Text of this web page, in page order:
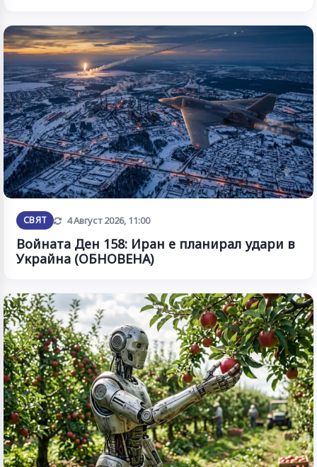
СВЯТ Обновена
4 Август 2026, 11:00
Войната Ден 158: Иран е планирал удари в
Украйна (ОБНОВЕНА)